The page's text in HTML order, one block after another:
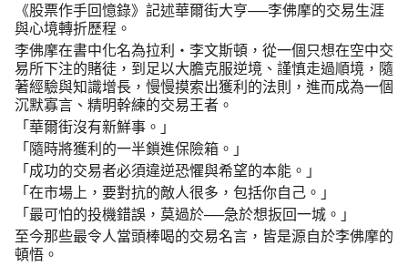
《股票作手回憶錄》記述華爾街大亨──李佛摩的交易生涯
與心境轉折歷程。
李佛摩在書中化名為拉利・李文斯頓，從一個只想在空中交
易所下注的賭徒，到足以大膽克服逆境、謹慎走過順境，隨
著經驗與知識增長，慢慢摸索出獲利的法則，進而成為一個
沉默寡言、精明幹練的交易王者。
「華爾街沒有新鮮事。」
「隨時將獲利的一半鎖進保險箱。」
「成功的交易者必須違逆恐懼與希望的本能。」
「在市場上，要對抗的敵人很多，包括你自己。」
「最可怕的投機錯誤，莫過於──急於想扳回一城。」
至今那些最令人當頭棒喝的交易名言，皆是源自於李佛摩的
頓悟。